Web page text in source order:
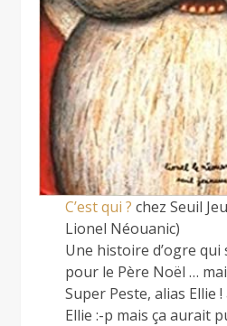
C’est qui ? chez Seuil
Lionel Néouanic)
Une histoire d’ogre
pour le Père Noël …
Super Peste, alias Ellie !
Ellie :-p mais ça aurait